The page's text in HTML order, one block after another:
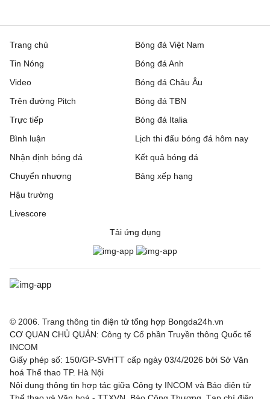
Trang chủ
Tin Nóng
Video
Trên đường Pitch
Trực tiếp
Bóng đá Việt Nam
Bóng đá Anh
Bóng đá Châu Âu
Bóng đá TBN
Bóng đá Italia
Bình luận
Nhận định bóng đá
Chuyển nhượng
Hậu trường
Livescore
Lịch thi đấu bóng đá hôm nay
Kết quả bóng đá
Bảng xếp hạng
Tải ứng dụng
© 2006. Trang thông tin điện tử tổng hợp Bongda24h.vn
CƠ QUAN CHỦ QUẢN: Công ty Cổ phần Truyền thông Quốc tế
INCOM
Giấy phép số: 150/GP-SVHTT cấp ngày 03/4/2026 bởi Sở Văn
hoá Thể thao TP. Hà Nội
Nội dung thông tin hợp tác giữa Công ty INCOM và Báo điện tử